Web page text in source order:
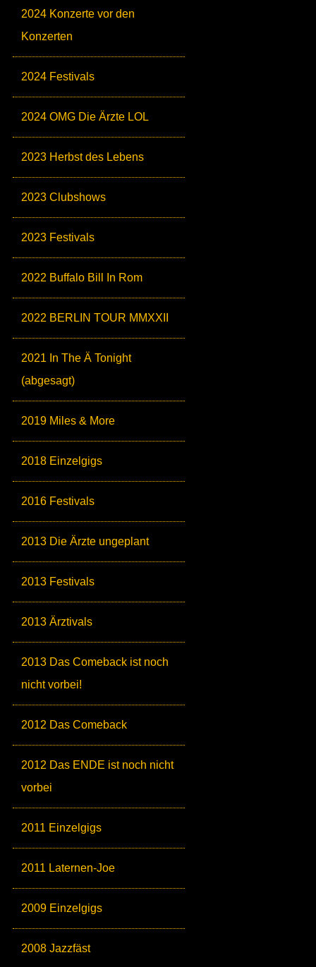
2024 Konzerte vor den
Konzerten
2024 Festivals
2024 OMG Die Ärzte LOL
2023 Herbst des Lebens
2023 Clubshows
2023 Festivals
2022 Buffalo Bill In Rom
2022 BERLIN TOUR MMXXII
2021 In The Ä Tonight
(abgesagt)
2019 Miles & More
2018 Einzelgigs
2016 Festivals
2013 Die Ärzte ungeplant
2013 Festivals
2013 Ärztivals
2013 Das Comeback ist noch
nicht vorbei!
2012 Das Comeback
2012 Das ENDE ist noch nicht
vorbei
2011 Einzelgigs
2011 Laternen-Joe
2009 Einzelgigs
2008 Jazzfäst